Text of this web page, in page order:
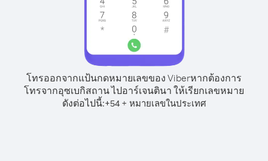
โทรออกจากแป้นกดหมายเลขของ Viberหากต้องการ
โทรจากอุซเบกิสถาน ไปอาร์เจนตินา ให้เรียกเลขหมาย
ดังต่อไปนี้:+54+ หมายเลขในประเทศ